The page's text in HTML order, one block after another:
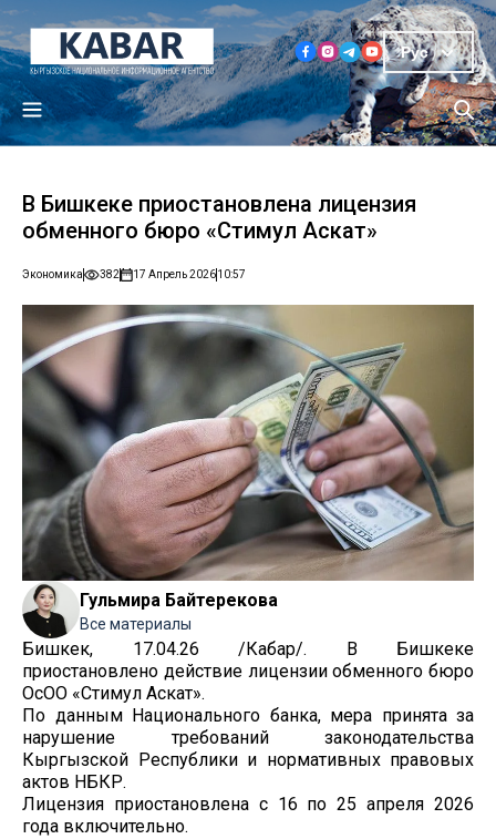
Рус
В Бишкеке приостановлена лицензия
обменного бюро «Стимул Аскат»
Экономика 382 17 Апрель 202610:57
Гульмира Байтерекова
Все материалы
Бишкек, 17.04.26 /Кабар/. В Бишкеке
приостановлено действие лицензии обменного бюро
ОсОО «Стимул Аскат».
По данным Национального банка, мера принята за
нарушение требований законодательства
Кыргызской Республики и нормативных правовых
актов НБКР.
Лицензия приостановлена с 16 по 25 апреля 2026
года включительно.